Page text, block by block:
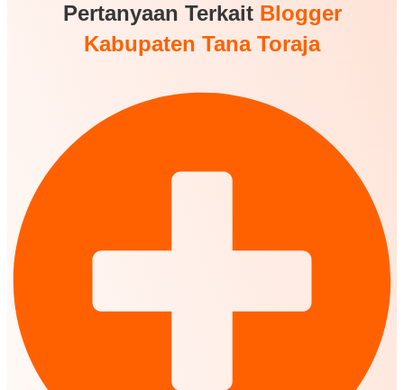
Pertanyaan Terkait Blogger
Kabupaten Tana Toraja